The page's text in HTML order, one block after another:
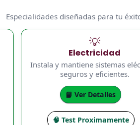
Especialidades diseñadas para tu
💡
Electricidad
Instala y mantiene sistemas
seguros y eficientes.
📘 Ver Detalles
🧠 Test Proximamente